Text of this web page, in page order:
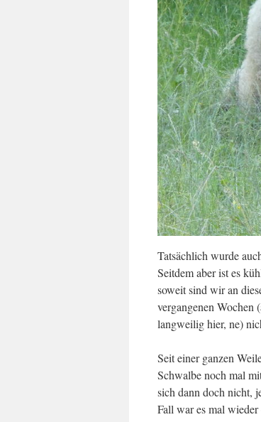
Tatsächlich wurde
Seitdem aber ist es
soweit sind wir an
vergangenen
langweilig hier, ne)
Seit einer ganzen
Schwalbe noch mal
sich dann doch nicht,
Fall war es mal